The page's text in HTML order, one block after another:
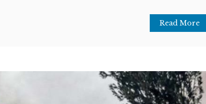
Read More